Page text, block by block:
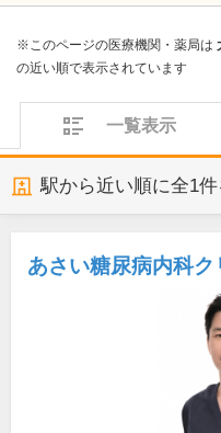
※このページの医療機関・薬局は
の近い順で表示されています
一覧表示
駅から近い順に全1
あさい糖尿病内科ク